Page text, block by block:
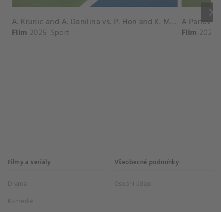
keyboard_arrow_right
A. Krunic and A. Danilina vs. P. Hon and K. Muchova Match Highlights - BEIJING_Capital Group Diamond ( October 02, 2025)
Film 2025 Sport Film 2026
Filmy a seriály
Drama
Komedie
Všeobecné podmínky
Osobní údaje